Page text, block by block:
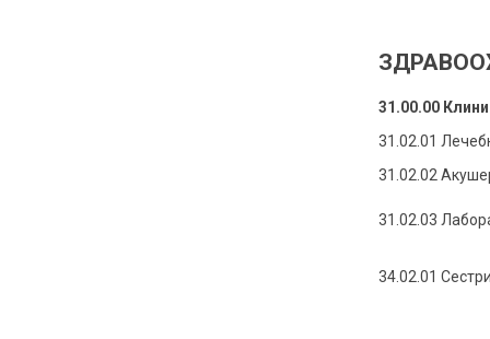
31.00.00
31.02.01
31.02.02
31.02.03
34.02.01